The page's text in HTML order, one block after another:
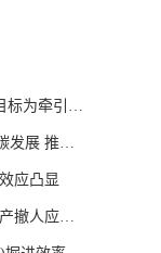
引谱写能
动煤炭清
应凸显
应急措施